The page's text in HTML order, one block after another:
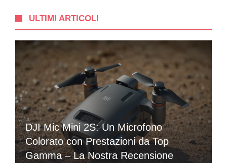
ULTIMI ARTICOLI
DJI Mic Mini 2S: Un Microfono
Colorato con Prestazioni da Top
Gamma – La Nostra Recensione